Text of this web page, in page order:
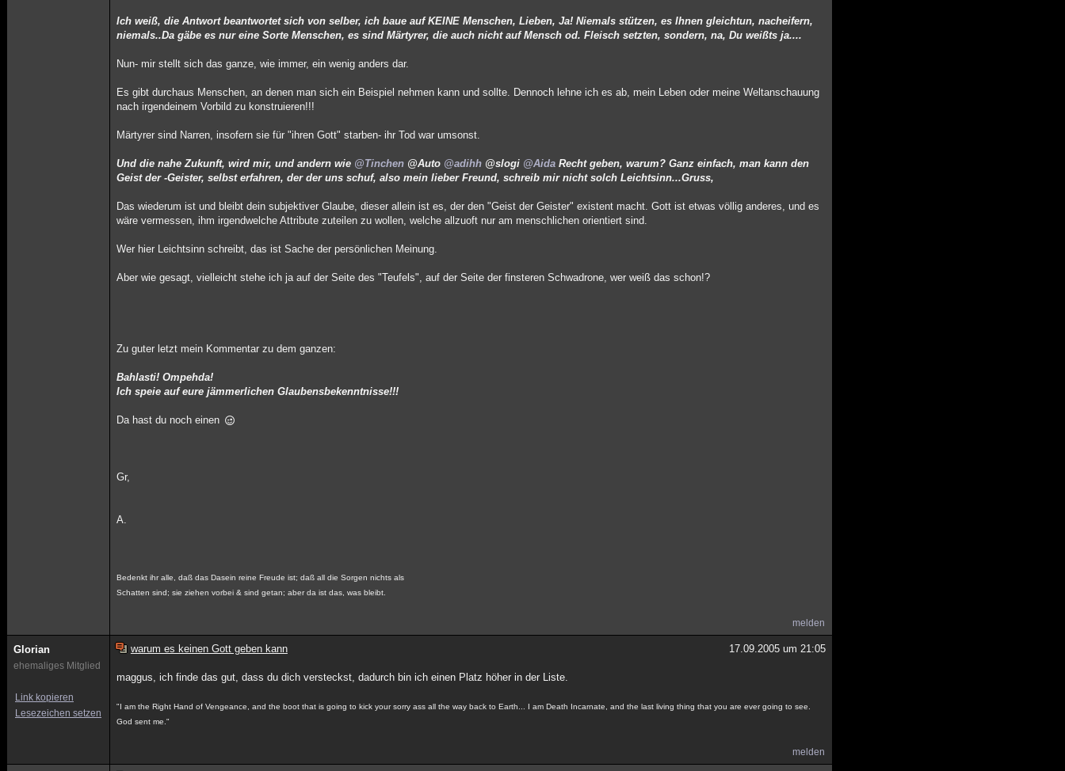
Ich weiß, die Antwort beantwortet sich von selber, ich baue auf KEINE Menschen, Lieben, Ja! Niemals stützen, es Ihnen gleichtun, nacheifern,
niemals..Da gäbe es nur eine Sorte Menschen, es sind Märtyrer, die auch nicht auf Mensch od. Fleisch setzten, sondern, na, Du weißts ja....
Nun- mir stellt sich das ganze, wie immer, ein wenig anders dar.
Es gibt durchaus Menschen, an denen man sich ein Beispiel nehmen kann und sollte. Dennoch lehne ich es ab, mein Leben oder meine Weltanschauung
nach irgendeinem Vorbild zu konstruieren!!!
Märtyrer sind Narren, insofern sie für "ihren Gott" starben- ihr Tod war umsonst.
Und die nahe Zukunft, wird mir, und andern wie @Tinchen @Auto @adihh @slogi @Aida Recht geben, warum? Ganz einfach, man kann den
Geist der -Geister, selbst erfahren, der der uns schuf, also mein lieber Freund, schreib mir nicht solch Leichtsinn...Gruss,
Das wiederum ist und bleibt dein subjektiver Glaube, dieser allein ist es, der den "Geist der Geister" existent macht. Gott ist etwas völlig anderes, und es
wäre vermessen, ihm irgendwelche Attribute zuteilen zu wollen, welche allzuoft nur am menschlichen orientiert sind.
Wer hier Leichtsinn schreibt, das ist Sache der persönlichen Meinung.
Aber wie gesagt, vielleicht stehe ich ja auf der Seite des "Teufels", auf der Seite der finsteren Schwadrone, wer weiß das schon!?
Zu guter letzt mein Kommentar zu dem ganzen:
Bahlasti! Ompehda!
Ich speie auf eure jämmerlichen Glaubensbekenntnisse!!!
Da hast du noch einen
Gr,
A.
Bedenkt ihr alle, daß das Dasein reine Freude ist; daß all die Sorgen nichts als
Schatten sind; sie ziehen vorbei & sind getan; aber da ist das, was bleibt.
melden
Glorian
ehemaliges Mitglied
Link kopieren
Lesezeichen setzen
warum es keinen Gott geben kann 17.09.2005 um 21:05
maggus, ich finde das gut, dass du dich versteckst, dadurch bin ich einen Platz höher in der Liste.
"I am the Right Hand of Vengeance, and the boot that is going to kick your sorry ass all the way back to Earth... I am Death Incarnate, and the last living thing that you are ever going to see.
God sent me."
melden